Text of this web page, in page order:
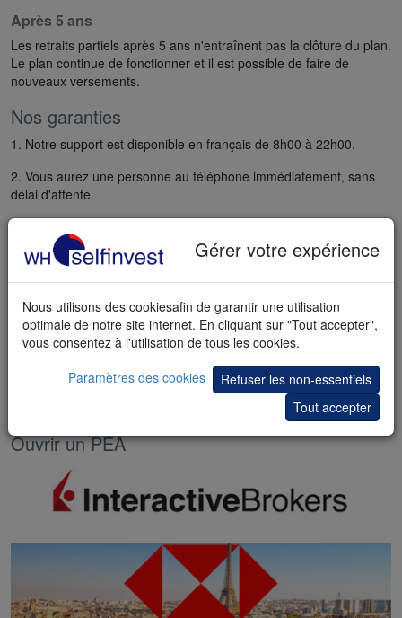
Après 5 ans
Les retraits partiels après 5 ans n'entraînent pas la clôture du plan.
Le plan continue de fonctionner et il est possible de faire de
nouveaux versements.
Nos garanties
1. Notre support est disponible en français de 8h00 à 22h00.
2. Vous aurez une personne au téléphone immédiatement, sans
délai d'attente.
4. Pas d'IA pour rédiger les réponses à vos e-mails.
6. La procédure de transfert d'un PEA existant vers WH SelfInvest
est simple.
WH SELFINVEST est un courtier en bourse depuis plus de 25 ans
et possède des bureaux dans six pays.
Ouvrir un PEA
Gérer votre expérience
Nous utilisons des cookiesafin de garantir une utilisation
optimale de notre site internet. En cliquant sur "Tout accepter",
vous consentez à l'utilisation de tous les cookies.
Paramètres des cookies
Refuser les non-essentiels
Tout accepter